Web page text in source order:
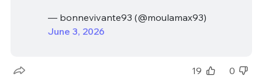
— bonnevivante93 (@moulamax93)
June 3, 2026
19 0